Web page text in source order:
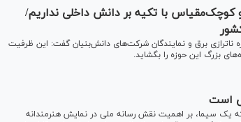
با تکیه بر دانش داخلی نداریم/
برق و نمایندگان شرکت‌های دانش‌بنیان گفت: این ظرفیت
بزرگ این حوزه را بگشاید.
است
یک سیما، بر اهمیت نقش رسانه ملی در نمایش هنرمندانه